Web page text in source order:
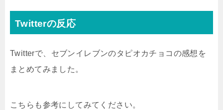
Twitterの反応
Twitterで、セブンイレブンのタピオカチョコの感想を
まとめてみました。
こちらも参考にしてみてください。